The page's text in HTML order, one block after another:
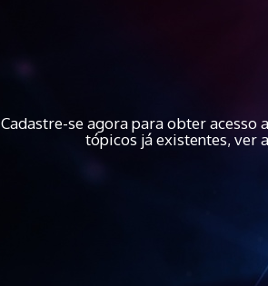
Cadastre-se agora para obter acesso
tópicos já existentes, ver